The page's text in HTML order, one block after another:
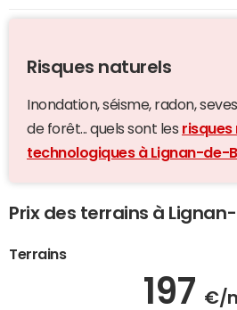
Risques naturels
Inondation, séisme, radon,
de forêt... quels sont les risques
technologiques à Lignan-de-
Prix des terrains à
Terrains
197 €/